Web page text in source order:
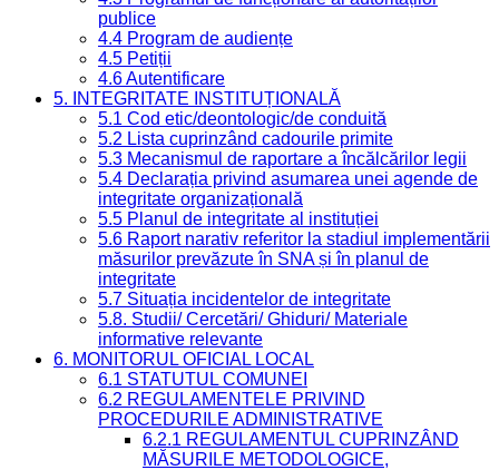
publice
4.4 Program de audiențe
4.5 Petiții
4.6 Autentificare
5. INTEGRITATE INSTITUȚIONALĂ
5.1 Cod etic/deontologic/de conduită
5.2 Lista cuprinzând cadourile primite
5.3 Mecanismul de raportare a încălcărilor legii
5.4 Declarația privind asumarea unei agende de
integritate organizațională
5.5 Planul de integritate al instituției
5.6 Raport narativ referitor la stadiul implementării
măsurilor prevăzute în SNA și în planul de
integritate
5.7 Situația incidentelor de integritate
5.8. Studii/ Cercetări/ Ghiduri/ Materiale
informative relevante
6. MONITORUL OFICIAL LOCAL
6.1 STATUTUL COMUNEI
6.2 REGULAMENTELE PRIVIND
PROCEDURILE ADMINISTRATIVE
6.2.1 REGULAMENTUL CUPRINZÂND
MĂSURILE METODOLOGICE,